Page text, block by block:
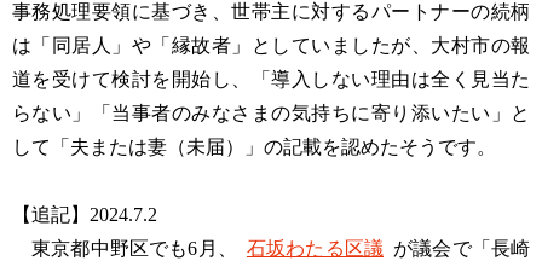
事務処理要領に基づき、世帯主に対するパートナーの続柄
は「同居人」や「縁故者」としていましたが、大村市の報
道を受けて検討を開始し、「導入しない理由は全く見当た
らない」「当事者のみなさまの気持ちに寄り添いたい」と
して「夫または妻（未届）」の記載を認めたそうです。
【追記】2024.7.2
東京都中野区でも6月、
石坂わたる区議 が議会で「長崎